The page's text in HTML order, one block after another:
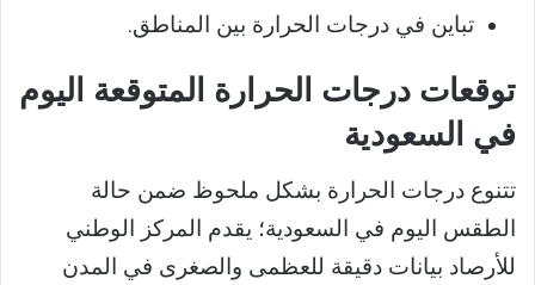
تباين في درجات الحرارة بين المناطق.
توقعات درجات الحرارة المتوقعة اليوم
في السعودية
تتنوع درجات الحرارة بشكل ملحوظ ضمن حالة
الطقس اليوم في السعودية؛ يقدم المركز الوطني
للأرصاد بيانات دقيقة للعظمى والصغرى في المدن